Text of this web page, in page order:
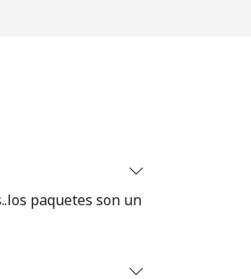
paquetes son un